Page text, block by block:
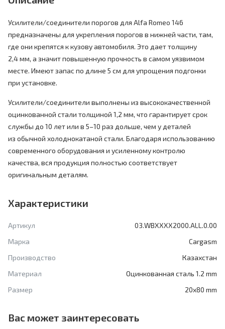
Усилители/соединители порогов для Alfa Romeo 146
предназначены для укрепления порогов в нижней части, там,
где они крепятся к кузову автомобиля. Это дает толщину
2,4 мм, а значит повышенную прочность в самом уязвимом
месте. Имеют запас по длине 5 см для упрощения подгонки
при установке.
Усилители/соединители выполнены из высококачественной
оцинкованной стали толщиной 1,2 мм, что гарантирует срок
службы до 10 лет или в 5–10 раз дольше, чем у деталей
из обычной холоднокатаной стали. Благодаря использованию
современного оборудования и усиленному контролю
качества, вся продукция полностью соответствует
оригинальным деталям.
Характеристики
Артикул
03.WBXXXX2000.ALL.0.00
Марка
Cargasm
Производство
Казахстан
Материал
Оцинкованная сталь 1.2 mm
Размер
20x80 mm
Вас может заинтересовать